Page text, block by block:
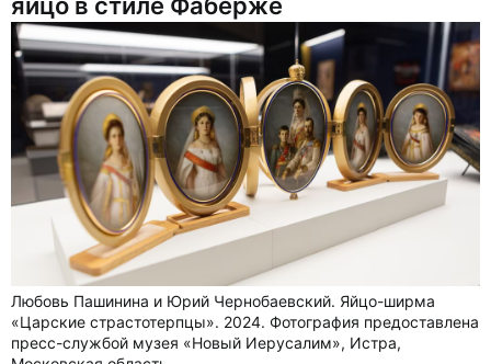
Любовь Пашинина и Юрий Чернобаевский. Яйцо-ширма
«Царские страстотерпцы». 2024. Фотография предоставлена
пресс-службой музея «Новый Иерусалим», Истра,